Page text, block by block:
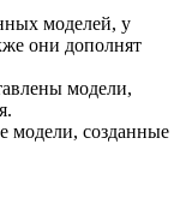
моделей, у
они дополнят
модели,
модели, созданные